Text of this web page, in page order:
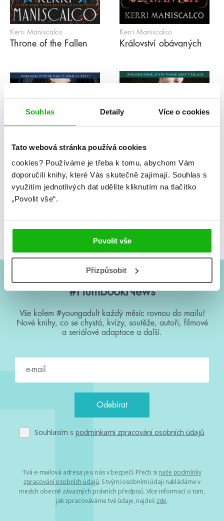
Souhlas Detaily Více o cookies
Tato webová stránka používá cookies
cookies? Používáme je třeba k tomu, abychom Vám
doporučili knihy, které Vás skutečně zajímají. Souhlas s
využitím jednotlivých dat udělíte kliknutím na tlačítko
„Povolit vše“.
Povolit vše
Přizpůsobit
Kerri Maniscalco
Throne of the Fallen
Kerri Maniscalco
Království obávaných
Únik před Houdinim
Po stopách Jacka
Rozparovače
#HumbookNews
Vše kolem #youngadult každý měsíc rovnou do mailu!
Nové knihy, co se chystá, kvízy, soutěže, autoři, filmové
a seriálové adaptace a další.
Souhlasím s podmínkami zpracování osobních údajů
Tvá e-mailová adresa je u nás v bezpečí. Přečti si naše podmínky
zpracování osobních údajů. S tvými osobními údaji nakládáme v
mezích obecně závazných právních předpisů. Více informací o tom,
jak zpracováváme tvé údaje, najdeš zde.